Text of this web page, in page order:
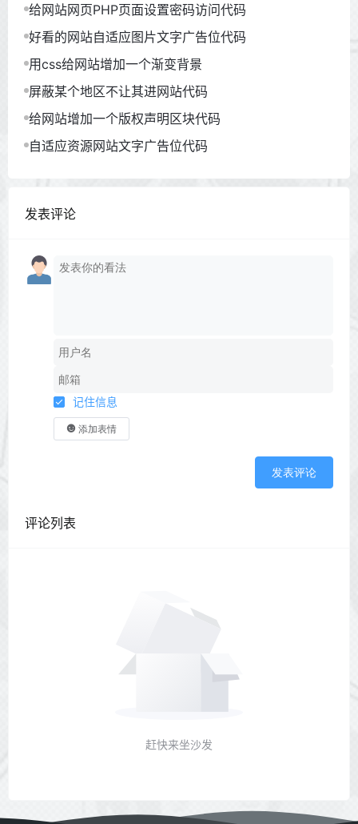
给网站网页PHP页面设置密码访问代码
好看的网站自适应图片文字广告位代码
用css给网站增加一个渐变背景
屏蔽某个地区不让其进网站代码
给网站增加一个版权声明区块代码
自适应资源网站文字广告位代码
发表评论
记住信息
添加表情
发表评论
评论列表
赶快来坐沙发